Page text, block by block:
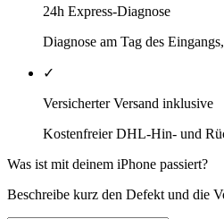
24h Express-Diagnose
Diagnose am Tag des
✓
Versicherter Versand inklusive
Kostenfreier DHL-Hin- und
Was ist mit deinem iPhone passiert?
Beschreibe kurz den Defekt und die